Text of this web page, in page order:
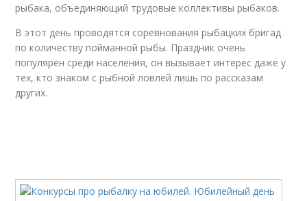
рыбака, объединяющий трудовые коллективы рыбаков.
В этот день проводятся соревнования рыбацких бригад
по количеству пойманной рыбы. Праздник очень
популярен среди населения, он вызывает интерес даже у
тех, кто знаком с рыбной ловлей лишь по рассказам
других.